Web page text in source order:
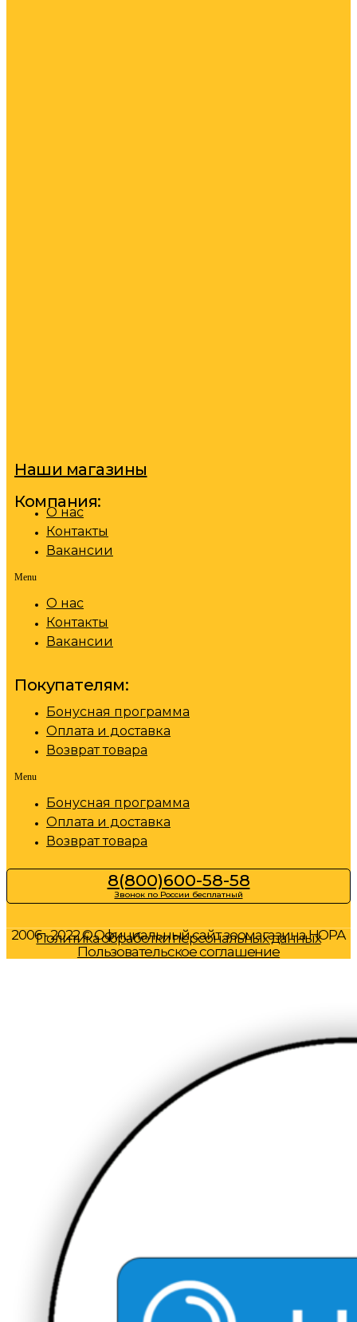
Наши магазины
Компания:
О нас
Контакты
Вакансии
Menu
О нас
Контакты
Вакансии
Покупателям:
Бонусная программа
Оплата и доставка
Возврат товара
Menu
Бонусная программа
Оплата и доставка
Возврат товара
8(800)600-58-58
Звонок по России бесплатный
2006 - 2022 © Официальный сайт зоомагазина НОРА
Политика обработки персональных данных
Пользовательское соглашение